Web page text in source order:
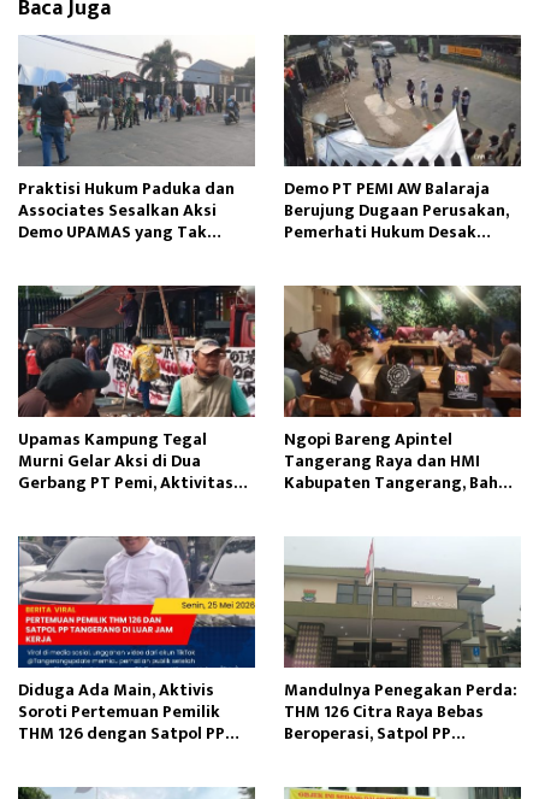
n
Baca Juga
Praktisi Hukum Paduka dan
Associates Sesalkan Aksi
Demo UPAMAS yang Tak
Demo PT PEMI AW Balaraja
Berujung Dugaan Perusakan,
Pemerhati Hukum Desak
Upamas Kampung Tegal
Murni Gelar Aksi di Dua
Gerbang PT Pemi, Aktivitas
Ngopi Bareng Apintel
Tangerang Raya dan HMI
Kabupaten Tangerang, Bahas
Diduga Ada Main, Aktivis
Soroti Pertemuan Pemilik
THM 126 dengan Satpol PP
Mandulnya Penegakan Perda:
THM 126 Citra Raya Bebas
Beroperasi, Satpol PP